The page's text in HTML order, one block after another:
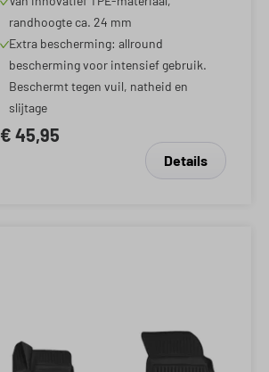
randhoogte ca. 24 mm
Extra bescherming: allround
bescherming voor intensief gebruik.
Beschermt tegen vuil, natheid en
slijtage
€ 45,95
Details